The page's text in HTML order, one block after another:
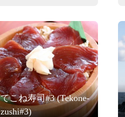
てこね寿司#3 (Tekone-
zushi#3)